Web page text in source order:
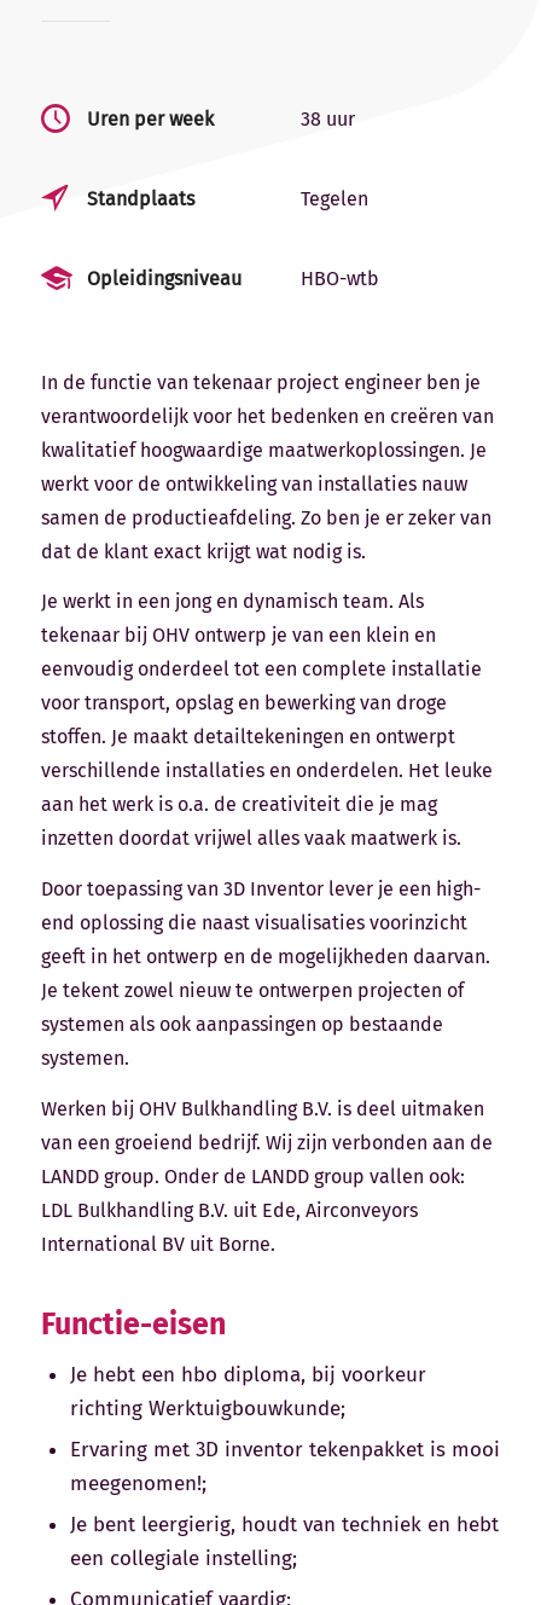
Uren per week 38 uur
Standplaats Tegelen
Opleidingsniveau HBO-wtb
In de functie van tekenaar project engineer ben je
verantwoordelijk voor het bedenken en creëren van
kwalitatief hoogwaardige maatwerkoplossingen. Je
werkt voor de ontwikkeling van installaties nauw
samen de productieafdeling. Zo ben je er zeker van
dat de klant exact krijgt wat nodig is.
Je werkt in een jong en dynamisch team. Als
tekenaar bij OHV ontwerp je van een klein en
eenvoudig onderdeel tot een complete installatie
voor transport, opslag en bewerking van droge
stoffen. Je maakt detailtekeningen en ontwerpt
verschillende installaties en onderdelen. Het leuke
aan het werk is o.a. de creativiteit die je mag
inzetten doordat vrijwel alles vaak maatwerk is.
Door toepassing van 3D Inventor lever je een high-
end oplossing die naast visualisaties voorinzicht
geeft in het ontwerp en de mogelijkheden daarvan.
Je tekent zowel nieuw te ontwerpen projecten of
systemen als ook aanpassingen op bestaande
systemen.
Werken bij OHV Bulkhandling B.V. is deel uitmaken
van een groeiend bedrijf. Wij zijn verbonden aan de
LANDD group. Onder de LANDD group vallen ook:
LDL Bulkhandling B.V. uit Ede, Airconveyors
International BV uit Borne.
Functie-eisen
Je hebt een hbo diploma, bij voorkeur
richting Werktuigbouwkunde;
Ervaring met 3D inventor tekenpakket is mooi
meegenomen!;
Je bent leergierig, houdt van techniek en hebt
een collegiale instelling;
Communicatief vaardig;